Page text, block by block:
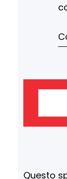
Questo